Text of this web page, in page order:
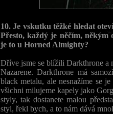
10. Je vskutku těžké hledat
Přesto, každý je něčím,
je to u Horned Almighty?
Dříve jsme se blížili Darkthrone a
Nazarene. Darkthrone má
black metalu, ale nesnažíme se
všichni milujeme kapely jako
styly, tak dostanete malou
styl, řekl bych, a to nám dává